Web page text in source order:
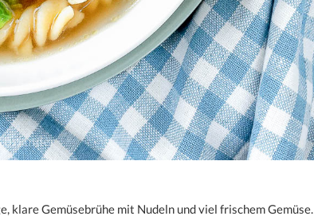
klare Gemüsebrühe mit Nudeln und viel frischem Gemüse.